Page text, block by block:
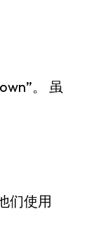
。 虽
们使用